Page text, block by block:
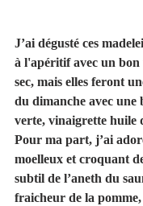
J’ai dégusté ces
à l'apéritif avec un bon
sec, mais elles feront
du dimanche avec une
verte, vinaigrette huile
Pour ma part, j’ai
moelleux et croquant
subtil de l’aneth du
fraicheur de la